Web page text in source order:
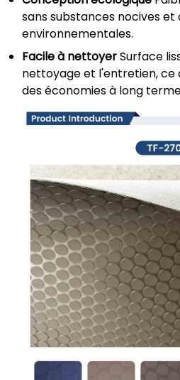
sans substances nocives
environnementales.
Facile à nettoyerSurface
nettoyage et l'entretien, ce
des économies à long